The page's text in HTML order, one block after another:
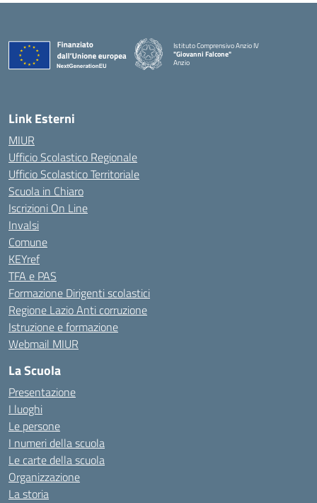
Istituto Comprensivo Anzio IV
"Giovanni Falcone"
Anzio
Link Esterni
MIUR
Ufficio Scolastico Regionale
Ufficio Scolastico Territoriale
Scuola in Chiaro
Iscrizioni On Line
Invalsi
Comune
KEYref
TFA e PAS
Formazione Dirigenti scolastici
Regione Lazio Anti corruzione
Istruzione e formazione
Webmail MIUR
La Scuola
Presentazione
I luoghi
Le persone
I numeri della scuola
Le carte della scuola
Organizzazione
La storia